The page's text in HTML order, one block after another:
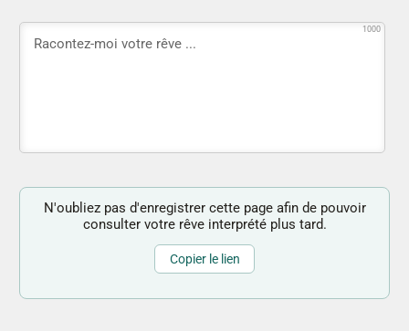
1000
N'oubliez pas d'enregistrer cette page afin de pouvoir
consulter votre rêve interprété plus tard.
Copier le lien